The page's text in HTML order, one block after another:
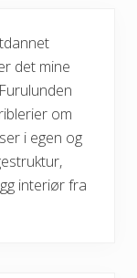
det mine
om
i egen og
interiør fra